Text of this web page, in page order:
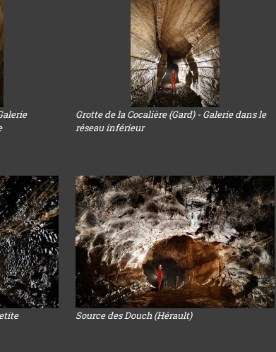
Grotte de la Cocalière (Gard) - Galerie dans le
réseau inférieur
Source des Douch (Hérault)